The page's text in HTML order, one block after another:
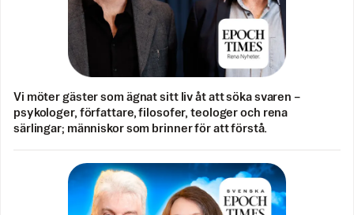
Vi möter gäster som ägnat sitt liv åt att söka svaren –
psykologer, författare, filosofer, teologer och rena
särlingar; människor som brinner för att förstå.